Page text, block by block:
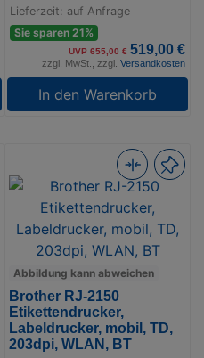
Lieferzeit: auf Anfrage
Sie sparen 21%
UVP 655,00 € 519,00 €
zzgl. MwSt., zzgl. Versandkosten
In den Warenkorb
Abbildung kann abweichen
Brother RJ-2150
Etikettendrucker,
Labeldrucker, mobil, TD,
203dpi, WLAN, BT